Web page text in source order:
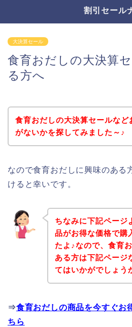
割引セール
大決算セール
食育おだしの大決算
る方へ
食育おだしの大決算セールなど
がないかを探してみました～♪
なので食育おだしに興味のある
けると幸いです。
ちなみに下記ページ
品がお得な価格で購
たよ♪なので、食育
ある方は下記ページ
てはいかがでしょう
⇒食育おだしの商品を今すぐお
ちら